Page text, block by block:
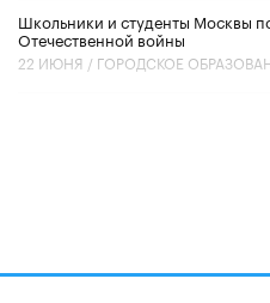
Школьники и студенты Москвы
Отечественной войны
22 ИЮНЯ / ГОРОДСКОЕ